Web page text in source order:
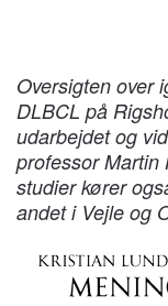
Oversigten over
DLBCL på
udarbejdet og
professor Martin
studier kører
andet i Vejle og